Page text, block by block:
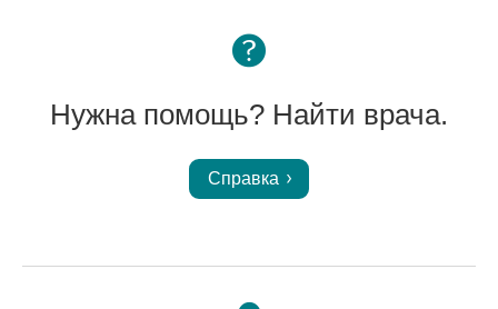
Нужна помощь? Найти врача.
Справка